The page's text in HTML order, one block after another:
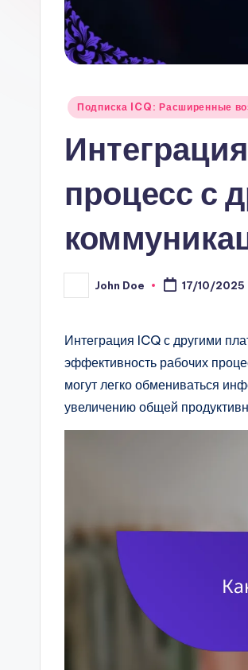
Posted
Подписка ICQ: Расширенные
процесс с
Posted
by
John Doe 17/10/2025
Интеграция ICQ с другими
эффективность рабочих
могут легко обмениваться
увеличению общей